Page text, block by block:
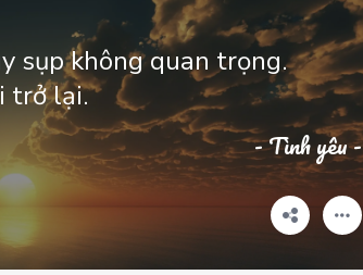
sụp không quan trọng.
trở lại.
- Tình yêu -